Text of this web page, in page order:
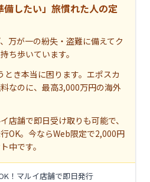
備したい」旅慣れた人の定
万が一の紛失・盗難に備えてク
ち歩いています。
とき本当に困ります。エポスカ
なのに、最高3,000万円の海外
店舗で即日受け取りも可能で、
OK。今ならWeb限定で2,000円
中です。
！マルイ店舗で即日発行